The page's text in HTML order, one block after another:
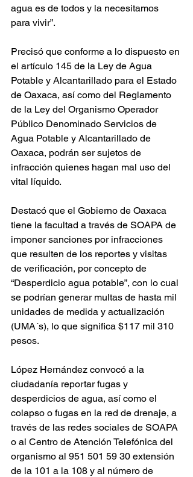
agua es de todos y la necesitamos
para vivir”.
Precisó que conforme a lo dispuesto en
el artículo 145 de la Ley de Agua
Potable y Alcantarillado para el Estado
de Oaxaca, así como del Reglamento
de la Ley del Organismo Operador
Público Denominado Servicios de
Agua Potable y Alcantarillado de
Oaxaca, podrán ser sujetos de
infracción quienes hagan mal uso del
vital líquido.
Destacó que el Gobierno de Oaxaca
tiene la facultad a través de SOAPA de
imponer sanciones por infracciones
que resulten de los reportes y visitas
de verificación, por concepto de
“Desperdicio agua potable”, con lo cual
se podrían generar multas de hasta mil
unidades de medida y actualización
(UMA´s), lo que significa $117 mil 310
pesos.
López Hernández convocó a la
ciudadanía reportar fugas y
desperdicios de agua, así como el
colapso o fugas en la red de drenaje, a
través de las redes sociales de SOAPA
o al Centro de Atención Telefónica del
organismo al 951 501 59 30 extensión
de la 101 a la 108 y al número de